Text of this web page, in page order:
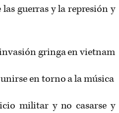
guerras y la represión y
gringa en vietnam
en torno a la música
militar y no casarse y